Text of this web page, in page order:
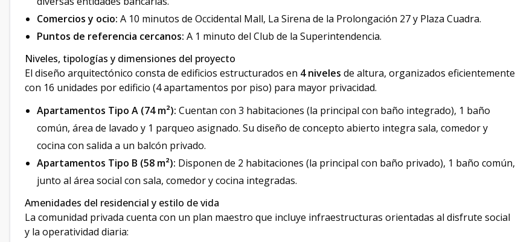
Comercios y ocio: A 10 minutos de Occidental Mall, La Sirena de la Prolongación 27 y Plaza Cuadra.
Puntos de referencia cercanos: A 1 minuto del Club de la Superintendencia.
Niveles, tipologías y dimensiones del proyecto
El diseño arquitectónico consta de edificios estructurados en 4 niveles de altura, organizados eficientemente
con 16 unidades por edificio (4 apartamentos por piso) para mayor privacidad.
Apartamentos Tipo A (74 m²): Cuentan con 3 habitaciones (la principal con baño integrado), 1 baño
común, área de lavado y 1 parqueo asignado. Su diseño de concepto abierto integra sala, comedor y
cocina con salida a un balcón privado.
Apartamentos Tipo B (58 m²): Disponen de 2 habitaciones (la principal con baño privado), 1 baño común,
junto al área social con sala, comedor y cocina integradas.
Amenidades del residencial y estilo de vida
La comunidad privada cuenta con un plan maestro que incluye infraestructuras orientadas al disfrute social
y la operatividad diaria: